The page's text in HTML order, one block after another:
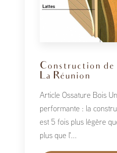
Construction de
La Réunion
Article Ossature Bois
performante : la
est 5 fois plus légère
plus que l'...